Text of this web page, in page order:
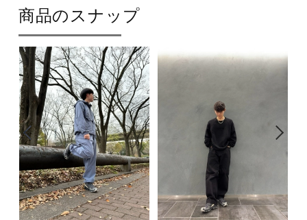
サポート
直営店一覧
取扱店一覧
用し、快適な履き心地を実現。
サイズ
23.0～30.0cm
こちらのスニーカーは、横幅がやや細身の仕上がりのためソ
ックス等を考慮し少しゆとりを持ちたい方は、0.5cm～
1.0cm上のサイズをおすすめします。
カラー
商品のスナップ